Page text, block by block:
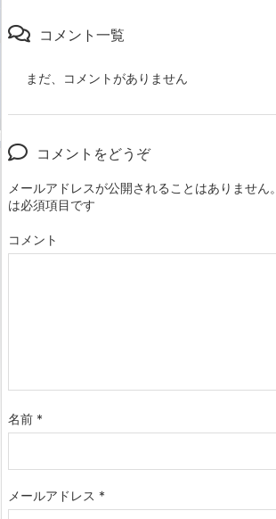
コメント一覧
まだ、コメントがありません
コメントをどうぞ
メールアドレスが公開されることはありません。
は必須項目です
コメント
名前 *
メールアドレス *